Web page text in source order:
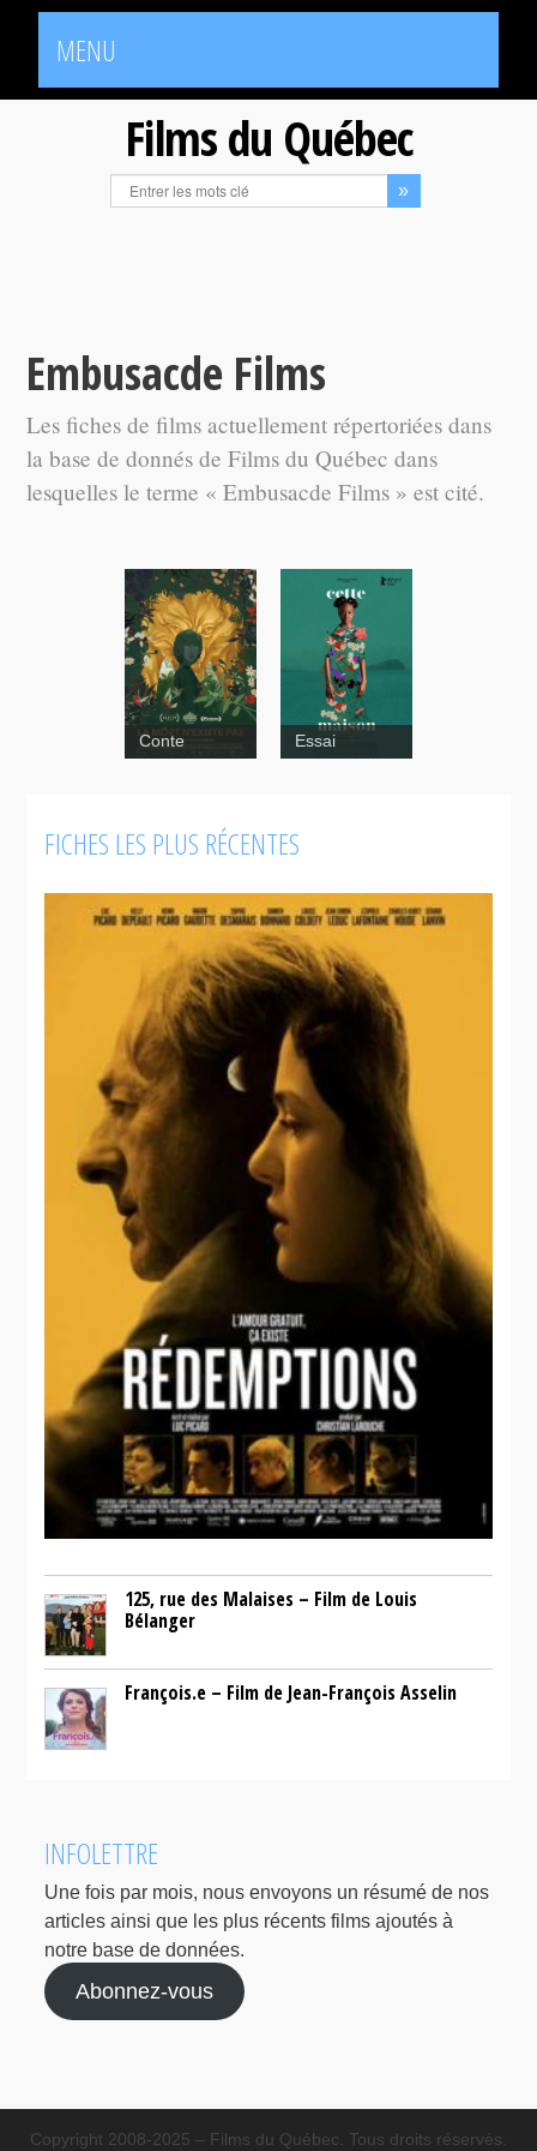
MENU
Films du Québec
Embusacde Films
Les fiches de films actuellement répertoriées dans
la base de donnés de Films du Québec dans
lesquelles le terme « Embusacde Films » est cité.
Ville
Neuve
Conte Essai
FICHES LES PLUS RÉCENTES
125, rue des Malaises – Film de Louis
Bélanger
François.e – Film de Jean-François Asselin
INFOLETTRE
Une fois par mois, nous envoyons un résumé de nos
articles ainsi que les plus récents films ajoutés à
notre base de données.
Abonnez-vous
Copyright 2008-2025 – Films du Québec. Tous droits réservés.